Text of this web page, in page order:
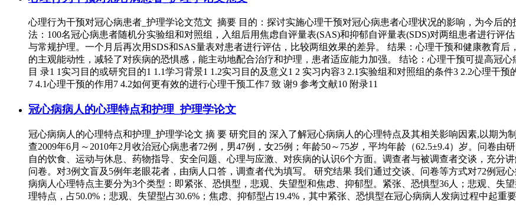
心理行为干预对冠心病患者_护理学论文范文 摘要 目的：探讨实施心理干预对冠心病患者心理状况的影响，为今后
法：100名冠心病患者随机分实验组和对照组，入组后用焦虑自评量表(SAS)和抑郁自评量表(SDS)对两组患者进行评
与常规护理。一个月后再次用SDS和SAS量表对患者进行评估，比较两组效果的差异。 结果：心理干预和健康教育
的主观能动性，减轻了对疾病的恐惧感，能主动地配合治疗和护理，患者适应能力加强。 结论：心理干预可提高冠
目 录1 1实习目的或研究目的1 1.1学习背景1 1.2实习目的及意义1 2 实习内容3 2.1实验组和对照组的条件3 2.2心理干
7 4.1心理干预的作用7 4.2如何更有效的进行心理干预工作7 致 谢9 参考文献10 附录11
冠心病病人的心理特点和护理_护理学论文
冠心病病人的心理特点和护理_护理学论文 摘 要 研究目的 深入了解冠心病病人的心理特点及其相关影响因素,以期为
查2009年6月～2010年2月收治冠心病患者72例，男47例，女25例；年龄50～75岁，平均年龄（62.5±9.4）岁。问卷
自的饮食、运动与休息、药物指导、安全问题、心理与应激、对疾病的认识6个方面。调查者与被调查者交谈，充分
问卷。对3例文盲及5例年老眼花者，由病人口答，调查者代为填写。 研究结果 我们通过交谈、问卷等方式对72例冠
病病人心理特点主要分为3个类型：即紧张、恐惧型，悲观、失望型和焦虑、抑郁型。紧张、恐惧型36人；悲观、失
理特点，占50.0%；悲观、失望型占30.6%；焦虑、抑郁型占19.4%，其中紧张、恐惧型在冠心病病人发病过程中起重